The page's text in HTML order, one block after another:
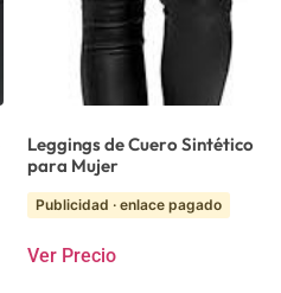
Leggings de Cuero Sintético
para Mujer
Publicidad · enlace pagado
Ver Precio